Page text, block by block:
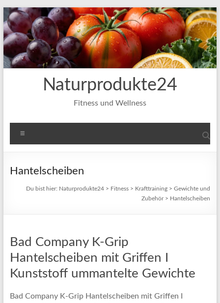
Zum
Inhalt
springen
Naturprodukte24
Fitness und Wellness
Hantelscheiben
Du bist hier: Naturprodukte24 > Fitness > Krafttraining >Gewichte und
Zubehör> Hantelscheiben
Bad Company K-Grip
Hantelscheiben mit Griffen I
Kunststoff ummantelte Gewichte
Bad Company K-Grip Hantelscheiben mit Griffen I